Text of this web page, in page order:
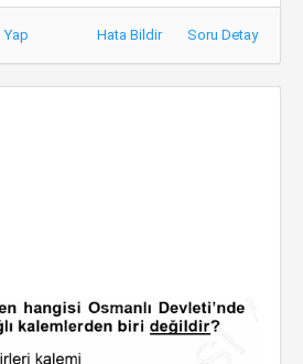
Yap Hata Bildir Soru Detay